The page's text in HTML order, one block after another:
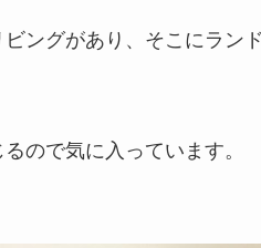
ングがあり、そこにラン
ので気に入っています。